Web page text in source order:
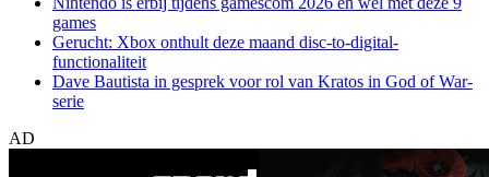
games
Gerucht: Xbox onthult deze maand disc-to-digital-
functionaliteit
Dave Bautista in gesprek voor rol van Kratos in God of War-
serie
AD